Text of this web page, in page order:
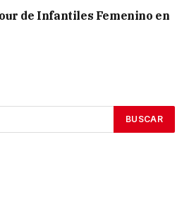
de Infantiles Femenino en